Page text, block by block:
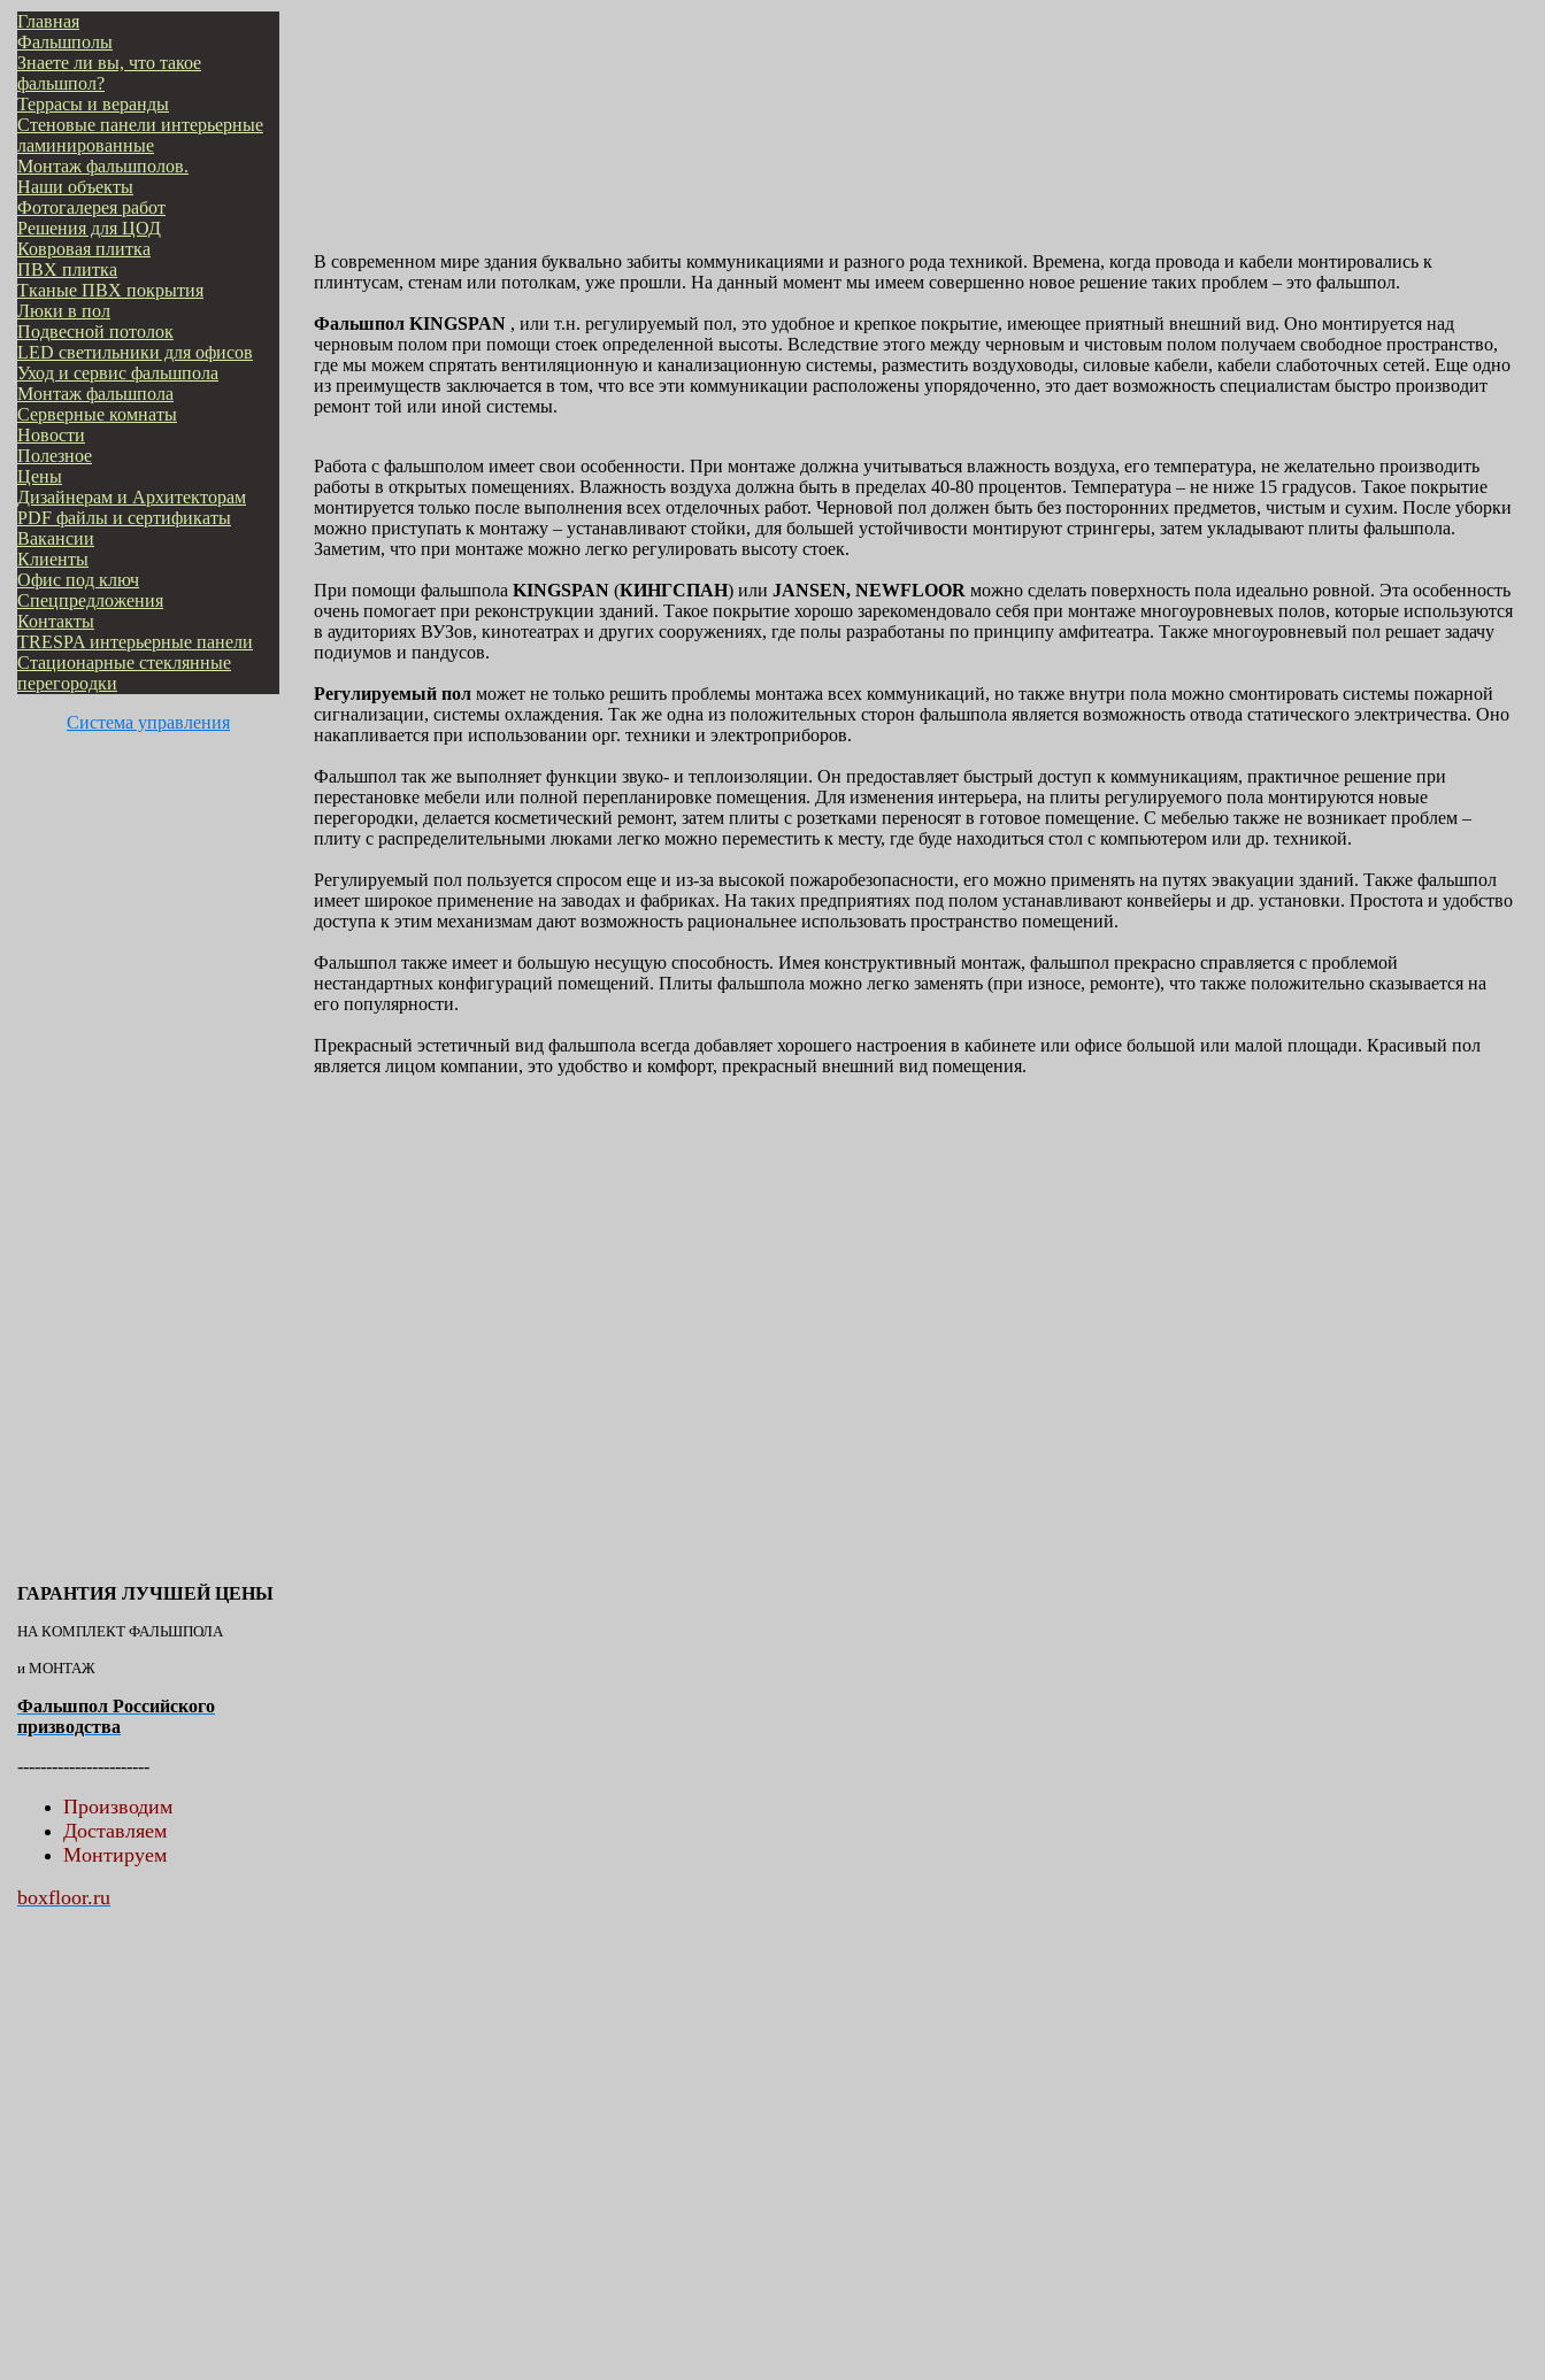
Главная
Фальшполы
Знаете ли вы, что такое
фальшпол?
Террасы и веранды
Стеновые панели интерьерные
ламинированные
Монтаж фальшполов.
Наши объекты
Фотогалерея работ
Решения для ЦОД
Ковровая плитка
ПВХ плитка
Тканые ПВХ покрытия
Люки в пол
Подвесной потолок
LED светильники для офисов
Уход и сервис фальшпола
Монтаж фальшпола
Серверные комнаты
Новости
Полезное
Цены
Дизайнерам и Архитекторам
PDF файлы и сертификаты
Вакансии
Клиенты
Офис под ключ
Cпецпредложения
Контакты
TRESPA интерьерные панели
Стационарные стеклянные
перегородки
Система управления
ГАРАНТИЯ ЛУЧШЕЙ ЦЕНЫ
НА КОМПЛЕКТ ФАЛЬШПОЛА
и МОНТАЖ
Фальшпол Российского
призводства
-----------------------
Производим
Доставляем
Монтируем
boxfloor.ru
В современном мире здания буквально забиты коммуникациями и разного рода техникой. Времена, когда провода и кабели монтировались к
плинтусам, стенам или потолкам, уже прошли. На данный момент мы имеем совершенно новое решение таких проблем – это фальшпол.
Фальшпол KINGSPAN , или т.н. регулируемый пол, это удобное и крепкое покрытие, имеющее приятный внешний вид. Оно монтируется над
черновым полом при помощи стоек определенной высоты. Вследствие этого между черновым и чистовым полом получаем свободное пространство,
где мы можем спрятать вентиляционную и канализационную системы, разместить воздуховоды, силовые кабели, кабели слаботочных сетей. Еще одно
из преимуществ заключается в том, что все эти коммуникации расположены упорядоченно, это дает возможность специалистам быстро производит
ремонт той или иной системы.
Работа с фальшполом имеет свои особенности. При монтаже должна учитываться влажность воздуха, его температура, не желательно производить
работы в открытых помещениях. Влажность воздуха должна быть в пределах 40-80 процентов. Температура – не ниже 15 градусов. Такое покрытие
монтируется только после выполнения всех отделочных работ. Черновой пол должен быть без посторонних предметов, чистым и сухим. После уборки
можно приступать к монтажу – устанавливают стойки, для большей устойчивости монтируют стрингеры, затем укладывают плиты фальшпола.
Заметим, что при монтаже можно легко регулировать высоту стоек.
При помощи фальшпола KINGSPAN (КИНГСПАН) или JANSEN, NEWFLOOR можно сделать поверхность пола идеально ровной. Эта особенность
очень помогает при реконструкции зданий. Такое покрытие хорошо зарекомендовало себя при монтаже многоуровневых полов, которые используются
в аудиториях ВУЗов, кинотеатрах и других сооружениях, где полы разработаны по принципу амфитеатра. Также многоуровневый пол решает задачу
подиумов и пандусов.
Регулируемый пол может не только решить проблемы монтажа всех коммуникаций, но также внутри пола можно смонтировать системы пожарной
сигнализации, системы охлаждения. Так же одна из положительных сторон фальшпола является возможность отвода статического электричества. Оно
накапливается при использовании орг. техники и электроприборов.
Фальшпол так же выполняет функции звуко- и теплоизоляции. Он предоставляет быстрый доступ к коммуникациям, практичное решение при
перестановке мебели или полной перепланировке помещения. Для изменения интерьера, на плиты регулируемого пола монтируются новые
перегородки, делается косметический ремонт, затем плиты с розетками переносят в готовое помещение. С мебелью также не возникает проблем –
плиту с распределительными люками легко можно переместить к месту, где буде находиться стол с компьютером или др. техникой.
Регулируемый пол пользуется спросом еще и из-за высокой пожаробезопасности, его можно применять на путях эвакуации зданий. Также фальшпол
имеет широкое применение на заводах и фабриках. На таких предприятиях под полом устанавливают конвейеры и др. установки. Простота и удобство
доступа к этим механизмам дают возможность рациональнее использовать пространство помещений.
Фальшпол также имеет и большую несущую способность. Имея конструктивный монтаж, фальшпол прекрасно справляется с проблемой
нестандартных конфигураций помещений. Плиты фальшпола можно легко заменять (при износе, ремонте), что также положительно сказывается на
его популярности.
Прекрасный эстетичный вид фальшпола всегда добавляет хорошего настроения в кабинете или офисе большой или малой площади. Красивый пол
является лицом компании, это удобство и комфорт, прекрасный внешний вид помещения.